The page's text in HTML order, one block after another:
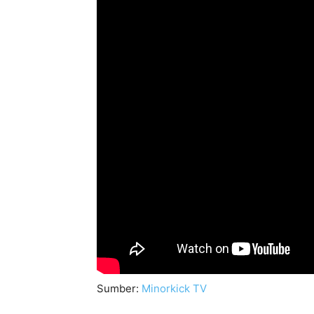
Sumber: Minorkick TV